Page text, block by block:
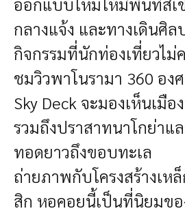
กลางแจ้ง และทางเดินศิ
กิจกรรมที่นักท่องเที่ยวไม่
ชมวิวพาโนรามา 360 อง
Sky Deck จะมองเห็นเมือ
รวมถึงปราสาทนาโกย่าแ
ทอดยาวถึงขอบทะเล
ถ่ายภาพกับโครงสร้างเห
สิก หอคอยนี้เป็นที่นิยมข